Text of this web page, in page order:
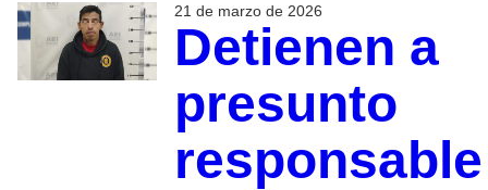
21 de marzo de 2026
Detienen a
presunto
responsable